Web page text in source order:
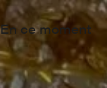
En ce moment